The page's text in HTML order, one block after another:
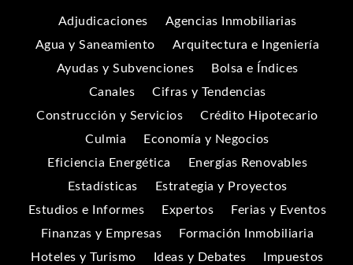
Adjudicaciones
Agencias Inmobiliarias
Agua y Saneamiento
Arquitectura e Ingeniería
Ayudas y Subvenciones
Bolsa e Índices
Canales
Cifras y Tendencias
Construcción y Servicios
Crédito Hipotecario
Culmia
Economía y Negocios
Eficiencia Energética
Energías Renovables
Estadísticas
Estrategia y Proyectos
Estudios e Informes
Expertos
Ferias y Eventos
Finanzas y Empresas
Formación Inmobiliaria
Hoteles y Turismo
Ideas y Debates
Impuestos